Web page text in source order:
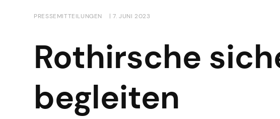
PRESSEMITTEILUNGEN | 7. JUNI 2023
Rothirsche
begleiten